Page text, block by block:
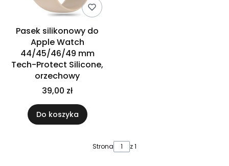
Pasek silikonowy do
Apple Watch
44/45/46/49 mm
Tech-Protect Silicone,
orzechowy
39,00 zł
Do koszyka
Strona z 1